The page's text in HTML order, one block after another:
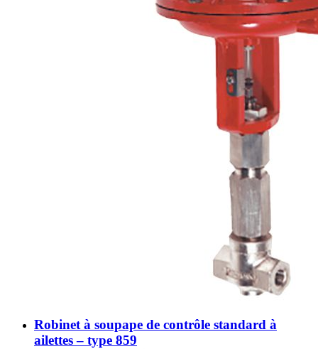
Robinet à soupape de contrôle standard à
ailettes – type 859